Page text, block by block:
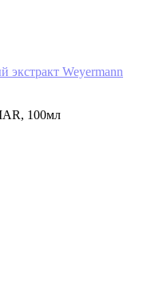
Weyermann
100мл